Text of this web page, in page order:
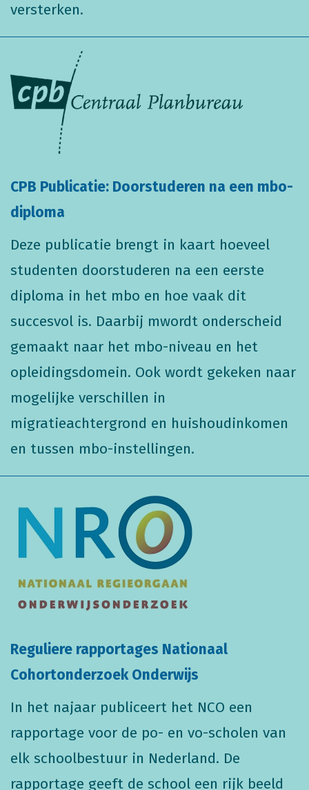
versterken.
CPB Publicatie: Doorstuderen na een mbo-
diploma
Deze publicatie brengt in kaart hoeveel
studenten doorstuderen na een eerste
diploma in het mbo en hoe vaak dit
succesvol is. Daarbij mwordt onderscheid
gemaakt naar het mbo-niveau en het
opleidingsdomein. Ook wordt gekeken naar
mogelijke verschillen in
migratieachtergrond en huishoudinkomen
en tussen mbo-instellingen.
Reguliere rapportages Nationaal
Cohortonderzoek Onderwijs
In het najaar publiceert het NCO een
rapportage voor de po- en vo-scholen van
elk schoolbestuur in Nederland. De
rapportage geeft de school een rijk beeld